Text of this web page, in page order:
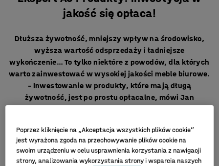
jakość się opłaca!
Dłuższa żywotność, mniejszy wpływ na środowisko,
wyższa wartość odsprzedaży i ładniejsze
wykończenie… To tylko niektóre z powodów, dla których
warto zainwestować w wysokiej jakości meble biurowe.
– Inwestowanie w produkty, które mają długą
żywotność, jest po prostu opłacalne, mówi Jan
Poprzez kliknięcie na „Akceptacja wszystkich plików cookie”
jest wyrażona zgoda na przechowywanie plików cookie na
swoim urządzeniu w celu usprawnienia korzystania z nawigacji
strony, analizowania wykorzystania strony i wsparcia naszych